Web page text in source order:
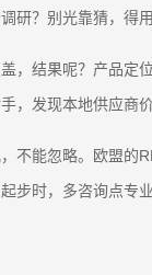
研？别光靠猜，得
，结果呢？产品定
，发现本地供应商
不能忽略。欧盟的
步时，多咨询点专